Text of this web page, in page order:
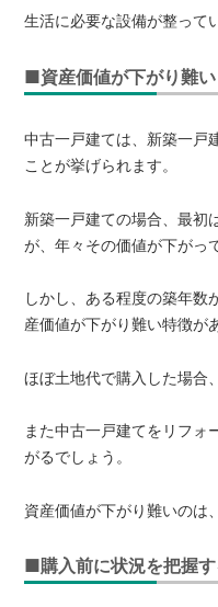
生活に必要な設備が整って
■資産価値が下がり難い
中古一戸建ては、新築一戸
ことが挙げられます。
新築一戸建ての場合、最初
が、年々その価値が下がっ
しかし、ある程度の築年数
産価値が下がり難い特徴が
ほぼ土地代で購入した場合
また中古一戸建てをリフォ
がるでしょう。
資産価値が下がり難いのは
■購入前に状況を把握